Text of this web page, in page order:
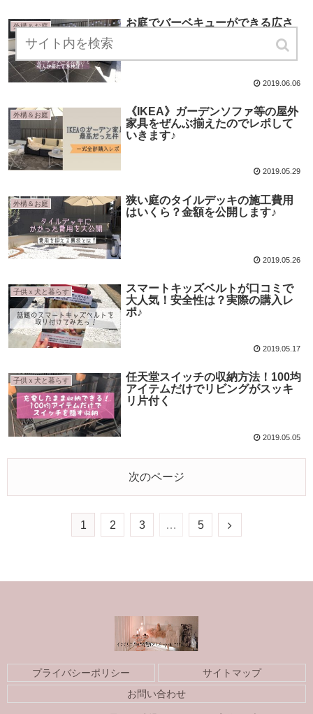
外構＆お庭
お庭でバーベキューができる広さ
2019.06.06
外構＆お庭
《IKEA》ガーデンソファ等の屋外
家具をぜんぶ揃えたのでレポして
いきます♪
2019.05.29
外構＆お庭
狭い庭のタイルデッキの施工費用
はいくら？金額を公開します♪
2019.05.26
子供ｘ犬と暮らす
スマートキッズベルトが口コミで
大人気！安全性は？実際の購入レ
ポ♪
2019.05.17
子供ｘ犬と暮らす
任天堂スイッチの収納方法！100均
アイテムだけでリビングがスッキ
リ片付く
2019.05.05
次のページ
1 2 3 … 5
プライバシーポリシー
サイトマップ
お問い合わせ